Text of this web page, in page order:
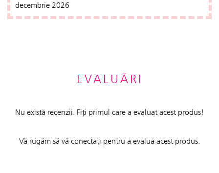
decembrie 2026
EVALUĂRI
Nu există recenzii. Fiți primul care a evaluat acest produs!
Vă rugăm să vă conectați pentru a evalua acest produs.